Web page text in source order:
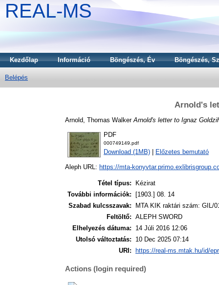
REAL-MS
Kezdőlap Információ Böngészés, Év Böngészés,
Belépés
Arnold's
Arnold, Thomas Walker Arnold's letter to Ignaz
PDF
000749149.pdf
Download (1MB) Előzetes bemutató
Aleph URL: https://mta-
Tétel típus:
Kézirat
További információk:
[1903.] 08. 14
Szabad kulcsszavak:
MTA KIK raktári szám: GIL/
Feltöltő: ALEPH SWORD
Elhelyezés dátuma:
14 Júli 2016 12:06
Utolsó változtatás:
10 Dec 2025 07:14
URI:
https://real-ms.mtak.hu/id/
Actions (login required)